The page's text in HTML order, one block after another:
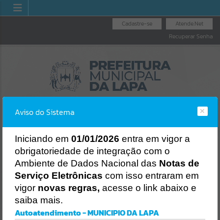
Atende.Net
Cadastre-se
Recuperar Senha
OUVIDORIA GERAL
DO MUNICÍPIO
LICITAÇÕES NOTA FISCAL
ELETRÔNICA
Aviso do Sistema
Iniciando em 01/01/2026 entra em vigor a
obrigatoriedade de integração com o
Ambiente de Dados Nacional das Notas de
Serviço Eletrônicas com isso entraram em
vigor novas regras, acesse o link abaixo e
saiba mais.
Autoatendimento - MUNICIPIO DA LAPA
Erro
Gerenciamento do Sistema
Ocorreu um erro de script: